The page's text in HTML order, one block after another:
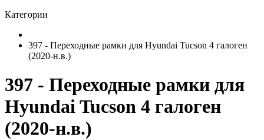
Категории
397 - Переходные рамки для Hyundai Tucson 4 галоген
(2020-н.в.)
397 - Переходные рамки для
Hyundai Tucson 4 галоген
(2020-н.в.)